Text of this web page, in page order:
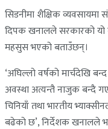
सिडनीमा शैक्षिक व्यवसायमा
दिपक खनालले सरकारको यो
महसुस भएको बताउँछन्।
‘अघिल्लो वर्षको मार्चदेखि
अवस्था अत्यन्तै नाजुक बन्दै
चिनियाँ तथा भारतीय
बढेको छ’, निर्देशक खनालले